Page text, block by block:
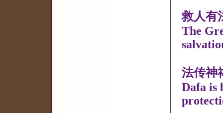
救人有
The
法传神
Dafa is